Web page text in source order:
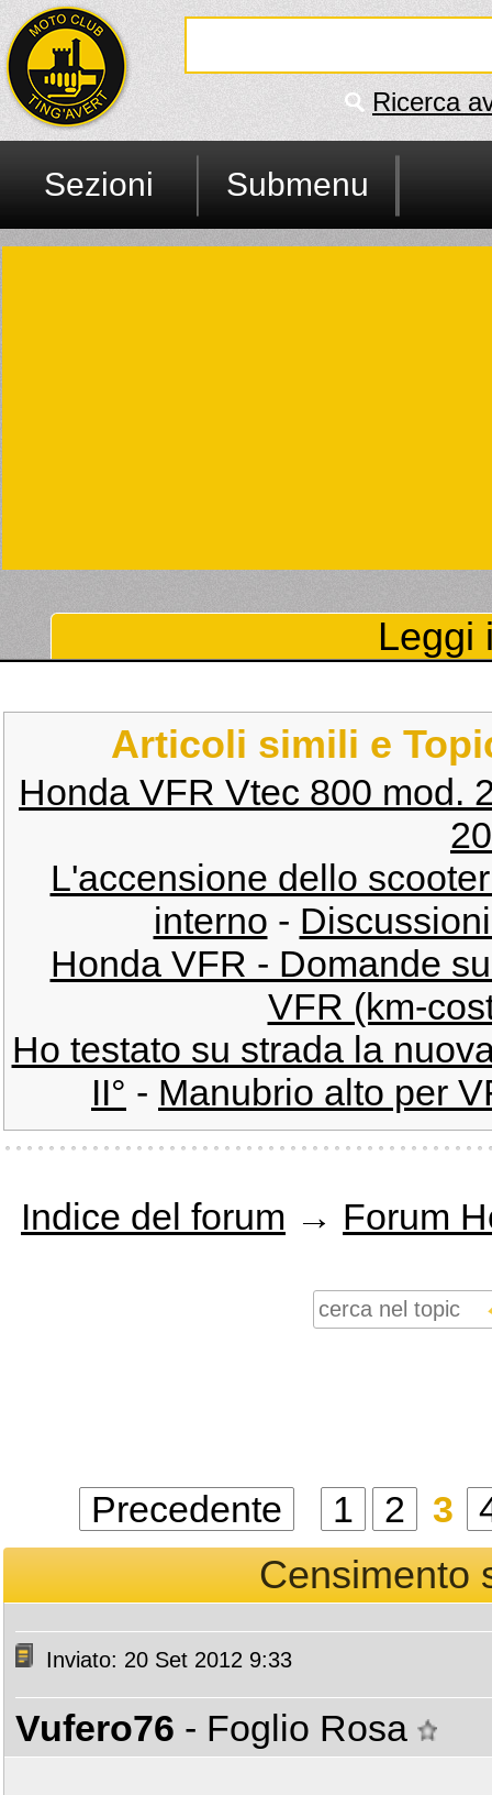
Ricerca
Sezioni Submenu
Leggi
Articoli simili e
Honda VFR Vtec 800 mod.
L'accensione dello
interno -
Honda VFR - Domande
VFR (km-
Ho testato su strada la
II° - Manubrio alto per
Indice del forum → Forum
Precedente 1 2 3
Censimento
Inviato: 20 Set 2012 9:33
Vufero76 - Foglio Rosa